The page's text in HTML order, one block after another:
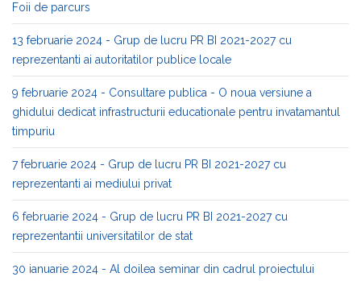
Foii de parcurs
13 februarie 2024 - Grup de lucru PR BI 2021-2027 cu
reprezentanti ai autoritatilor publice locale
9 februarie 2024 - Consultare publica - O noua versiune a
ghidului dedicat infrastructurii educationale pentru invatamantul
timpuriu
7 februarie 2024 - Grup de lucru PR BI 2021-2027 cu
reprezentanti ai mediului privat
6 februarie 2024 - Grup de lucru PR BI 2021-2027 cu
reprezentantii universitatilor de stat
30 ianuarie 2024 - Al doilea seminar din cadrul proiectului